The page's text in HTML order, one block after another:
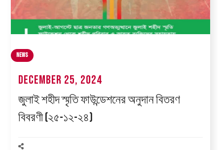
News
December 25, 2024
জুলাই শহীদ স্মৃতি ফাউন্ডেশনের অনুদান বিতরণ
বিবরণী (২৫-১২-২৪)